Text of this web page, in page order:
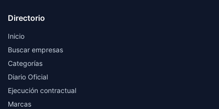
Directorio
Inicio
Buscar empresas
Categorías
Diario Oficial
Ejecución contractual
Marcas